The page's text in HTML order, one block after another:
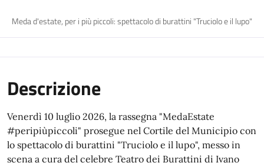
Meda d'estate, per i più piccoli: spettacolo di burattini "Truciolo e il lupo"
Descrizione
Venerdì 10 luglio 2026, la rassegna "MedaEstate
#peripiùpiccoli" prosegue nel Cortile del Municipio con
lo spettacolo di burattini "Truciolo e il lupo", messo in
scena a cura del celebre Teatro dei Burattini di Ivano